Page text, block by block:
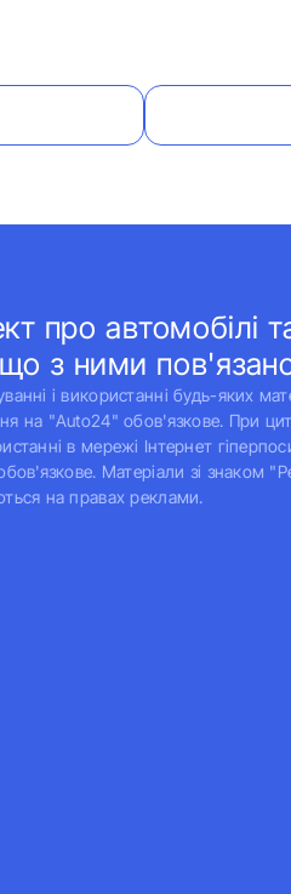
про автомобілі
з ними
і використанні будь-яких
на "Auto24" обов'язкове. При
в мережі Інтернет
Матеріали зі знаком
на правах реклами.